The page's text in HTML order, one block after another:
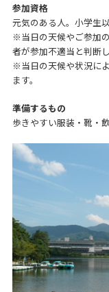
参加資格
元気のある人。小学生
※当日の天候やご参加
者が参加不適当と判断
※当日の天候や状況に
ます。
準備するもの
歩きやすい服装・靴・